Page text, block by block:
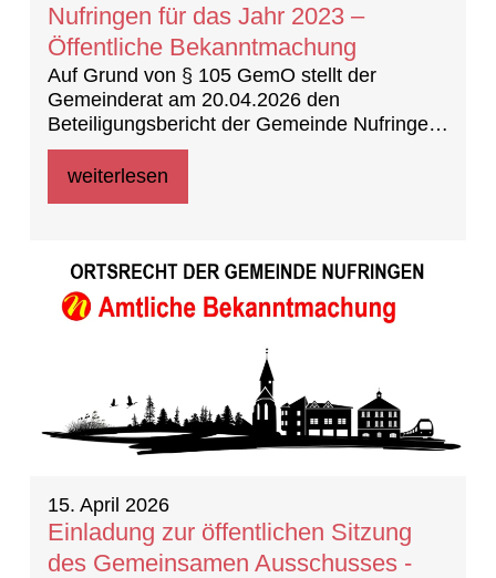
Nufringen für das Jahr 2023 –
Öffentliche Bekanntmachung
Auf Grund von § 105 GemO stellt der
Gemeinderat am 20.04.2026 den
Beteiligungsbericht der Gemeinde Nufringen
für das Jahr 2023 fest.
weiterlesen
15. April 2026
Einladung zur öffentlichen Sitzung
des Gemeinsamen Ausschusses -